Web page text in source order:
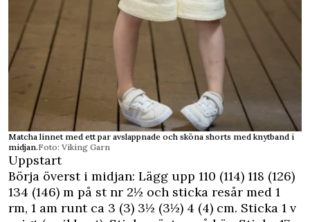
Matcha linnet med ett par avslappnade och sköna shorts med knytband i
midjan.Foto: Viking Garn
Uppstart
Börja överst i midjan: Lägg upp 110 (114) 118 (126)
134 (146) m på st nr 2½ och sticka resår med 1
rm, 1 am runt ca 3 (3) 3½ (3½) 4 (4) cm. Sticka 1 v